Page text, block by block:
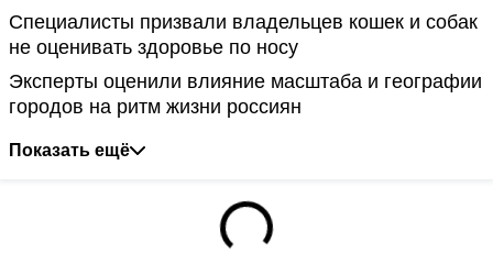
Специалисты призвали владельцев кошек и собак
не оценивать здоровье по носу
Эксперты оценили влияние масштаба и географии
городов на ритм жизни россиян
Показать ещё